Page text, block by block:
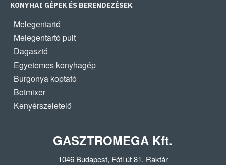
KONYHAI GÉPEK ÉS BERENDEZÉSEK
Melegentartó
Melegentartó pult
Dagasztó
Egyetemes konyhagép
Burgonya koptató
Botmixer
Kenyérszeletelő
GASZTROMEGA Kft.
1046 Budapest, Fóti út 81. Raktár